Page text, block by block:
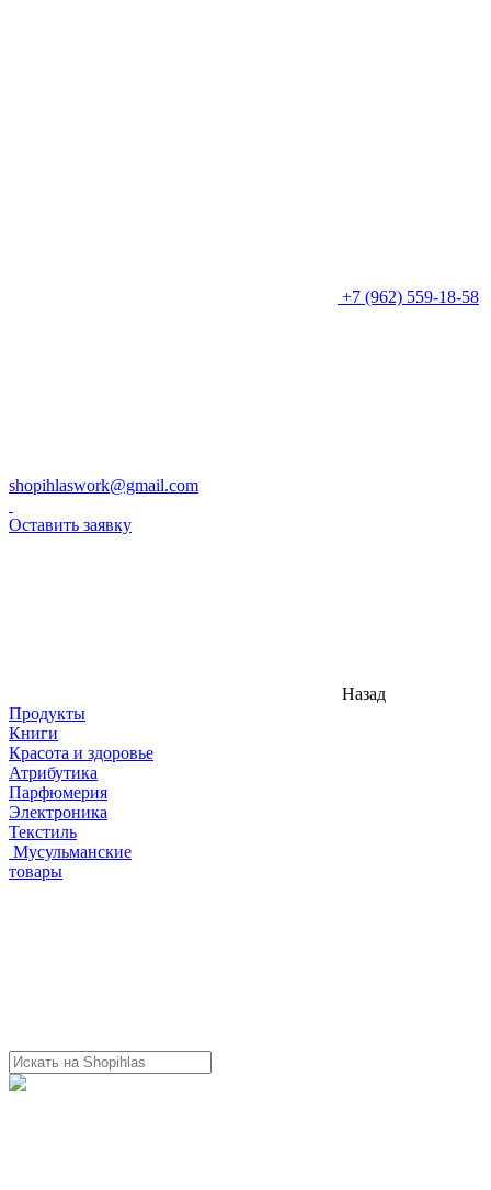
+7 (962) 559-18-58
shopihlaswork@gmail.com
Оставить заявку
Назад
Продукты
Книги
Красота и здоровье
Атрибутика
Парфюмерия
Электроника
Текстиль
Мусульманские
товары